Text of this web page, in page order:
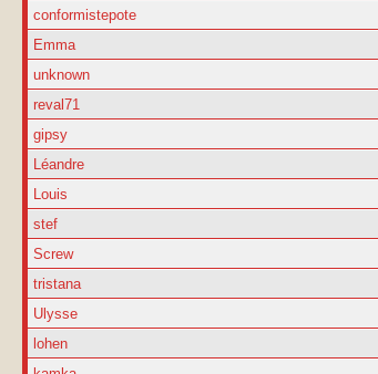
conformistepote
Emma
unknown
reval71
gipsy
Léandre
Louis
stef
Screw
tristana
Ulysse
lohen